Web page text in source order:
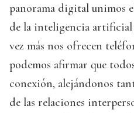
panorama digital unimos
de la inteligencia artificial
vez más nos ofrecen
podemos afirmar que
conexión, alejándonos
de las relaciones